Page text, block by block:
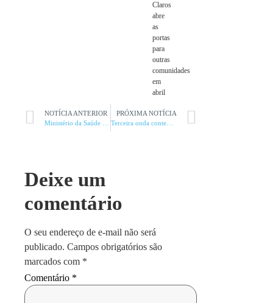
Claros
abre
as
portas
para
outras
comunidades
em
abril
NOTÍCIA ANTERIOR
PRÓXIMA NOTÍCIA
Deixe um
comentário
O seu endereço de e-mail não será
publicado. Campos obrigatórios são
marcados com *
Comentário *